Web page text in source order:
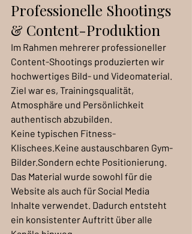
Professionelle Shootings
& Content-Produktion
Im Rahmen mehrerer professioneller
Content-Shootings produzierten wir
hochwertiges Bild- und Videomaterial.
Ziel war es, Trainingsqualität,
Atmosphäre und Persönlichkeit
authentisch abzubilden.
Keine typischen Fitness-
Klischees.Keine austauschbaren Gym-
Bilder.Sondern echte Positionierung.
Das Material wurde sowohl für die
Website als auch für Social Media
Inhalte verwendet. Dadurch entsteht
ein konsistenter Auftritt über alle